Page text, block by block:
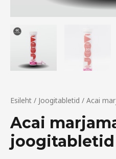
Esileht / Joogitabletid / Acai
Acai
joogitabletid